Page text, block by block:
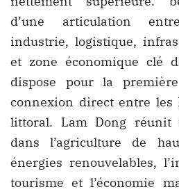
d’une articulation
industrie, logistique,
et zone économique clé
dispose pour la
connexion direct entre les
littoral. Lam Dong réunit
dans l’agriculture de
énergies renouvelables,
tourisme et l’économie